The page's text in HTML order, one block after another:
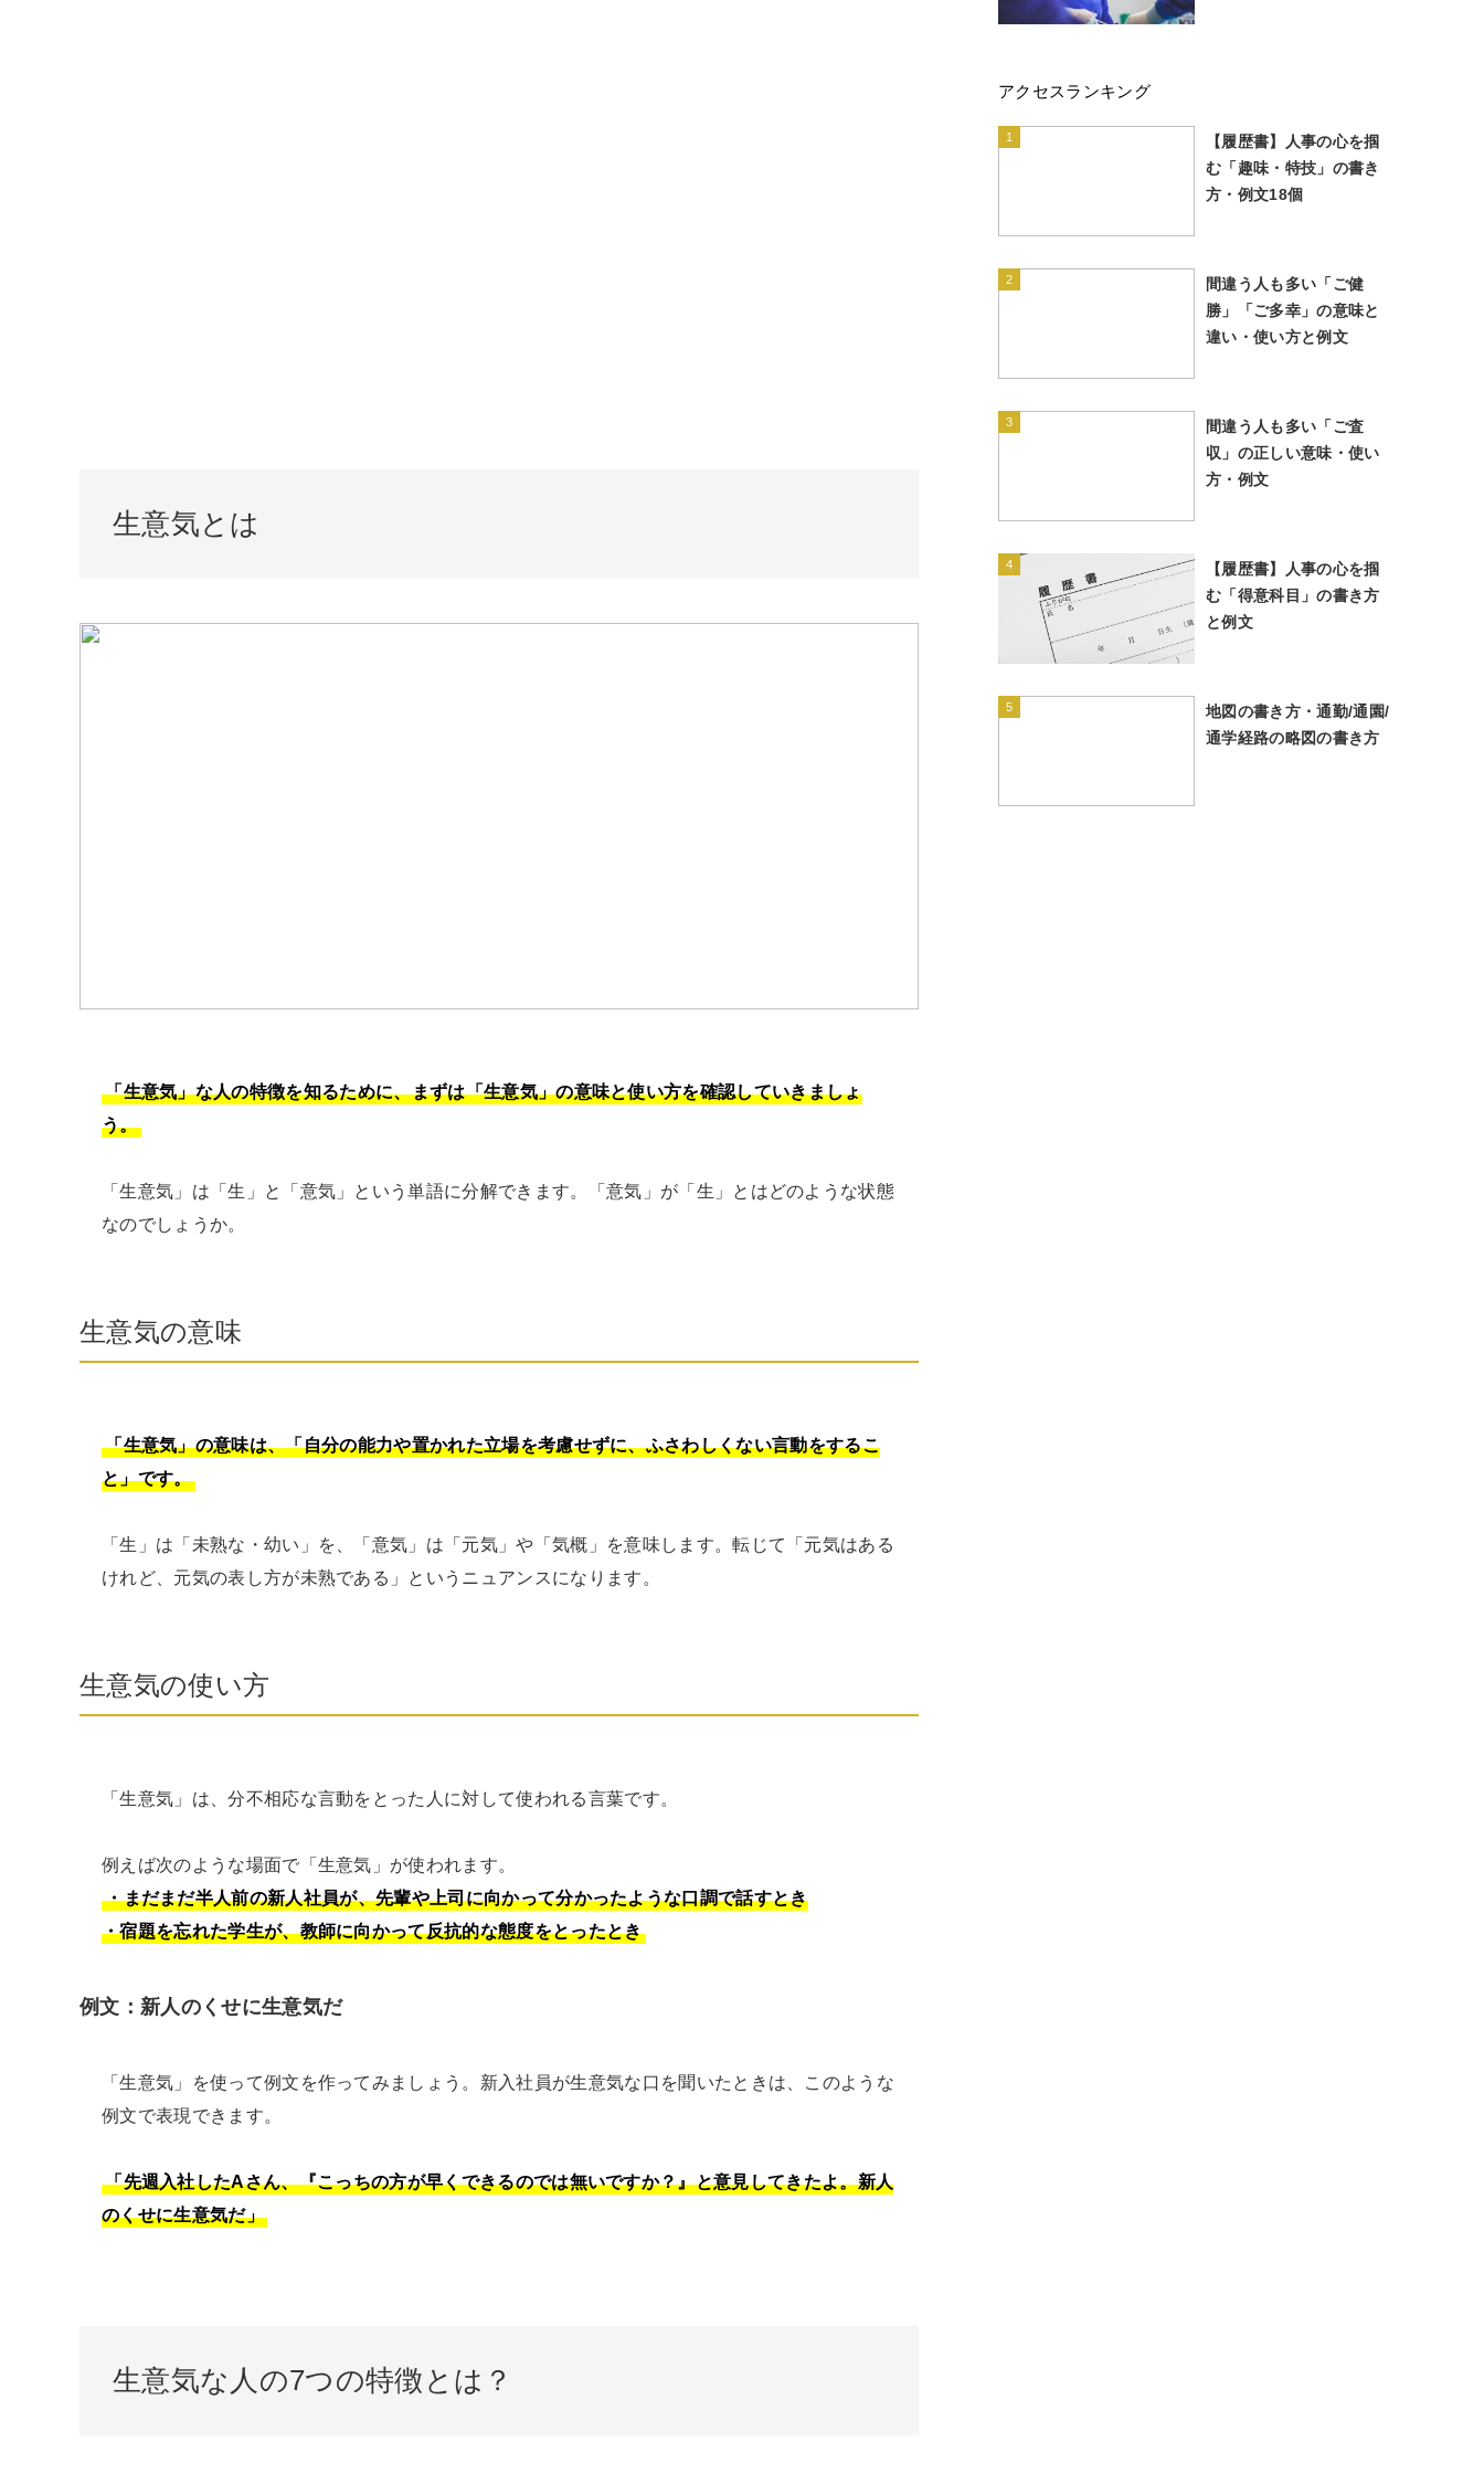
生意気とは
「生意気」な人の特徴を知るために、まずは「生意気」の意味と使い方を確認していきましょ
う。
「生意気」は「生」と「意気」という単語に分解できます。「意気」が「生」とはどのような状態
なのでしょうか。
生意気の意味
「生意気」の意味は、「自分の能力や置かれた立場を考慮せずに、ふさわしくない言動をするこ
と」です。
「生」は「未熟な・幼い」を、「意気」は「元気」や「気概」を意味します。転じて「元気はある
けれど、元気の表し方が未熟である」というニュアンスになります。
生意気の使い方
「生意気」は、分不相応な言動をとった人に対して使われる言葉です。
・まだまだ半人前の新人社員が、先輩や上司に向かって分かったような口調で話すとき
・宿題を忘れた学生が、教師に向かって反抗的な態度をとったとき
例文：新人のくせに生意気だ
「生意気」を使って例文を作ってみましょう。新入社員が生意気な口を聞いたときは、このような
例文で表現できます。
「先週入社したAさん、『こっちの方が早くできるのでは無いですか？』と意見してきたよ。新人
のくせに生意気だ」
生意気な人の7つの特徴とは？
アクセスランキング
1
【履歴書】人事の心を掴
む「趣味・特技」の書き
方・例文18個
2
間違う人も多い「ご健
勝」「ご多幸」の意味と
違い・使い方と例文
3
間違う人も多い「ご査
収」の正しい意味・使い
方・例文
4
【履歴書】人事の心を掴
む「得意科目」の書き方
と例文
5
地図の書き方・通勤/通園/
通学経路の略図の書き方